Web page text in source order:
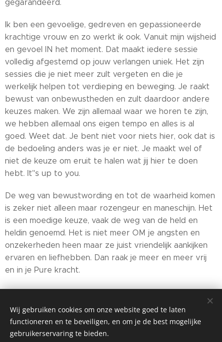
gegarandeerd.
Ik ben een gevoelige, gedreven en gepassioneerde
krachtige vrouw en zo werkt ik ook. Vanuit mijn wijsheid
en gevoel IN het moment. Dat maakt iedere sessie
volledig afgestemd op jouw verlangen uniek. Het zijn
sessies die je niet meer zult vergeten en die je
werkelijk helpen tot verdieping en beweging. Je raakt
bewust van onbewustheden en zult daardoor andere
keuzes maken. We zijn allemaal waar we horen te zijn,
we hebben allemaal ons eigen tempo en alles is al
goed. Weet dat. Je bent niet voor niets hier, ook dat is
de bedoeling anders was je er niet. Je maakt wel of
niet de keuze om eruit te halen wat jij hier te doen
hebt. It''s up to you.
De weg van bewustwording en tot de waarheid komen
is zeker niet alleen maar rozengeur en maneschijn. Het
is een moedige keuze, vaak de weg van de held en
heldin genoemd. Het is niet meer OM je angsten en
onzekerheden heen maar ze juist vriendelijk aankijken
ervaren en liefhebben. Dan raak je meer en meer vrij
en in je Pure kracht.
Hoe ik dat doe? Het eerste half uur maken we kennis
gewoon hier samen aan de woonkamertafel. Je kan
delen wat je hoopt te vinden en je vragen stellen die je
hebt. Als blijkt dat het je niet een 100 % JA gevoel
Wij gebruiken cookies om onze website goed te laten
functioneren en te beveiligen, en om je de best mogelijke
gebruikerservaring te bieden.